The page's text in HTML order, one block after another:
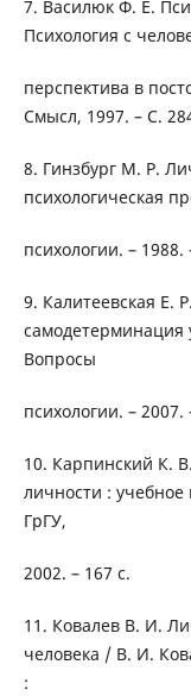
7. Василюк Ф. Е.
Психология с
перспектива в
Смысл, 1997. – С.
8. Гинзбург М. Р.
психологическая
психологии. –
9. Калитеевская Е.
самодетерминация
Вопросы
психологии. –
10. Карпинский К.
личности :
ГрГУ,
2002. – 167 с.
11. Ковалев В. И.
человека / В. И.
: